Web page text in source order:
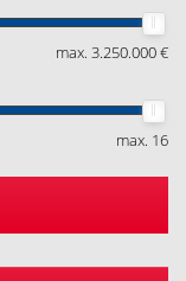
max. 3.250.000 €
max. 16